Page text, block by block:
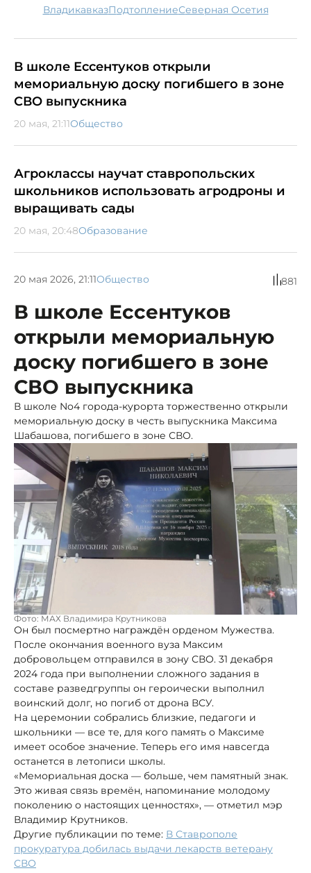
Владикавказ подтопление Северная Осетия
В школе Ессентуков открыли
мемориальную доску погибшего в зоне
СВО выпускника
20 мая, 21:11Общество
Агроклассы научат ставропольских
школьников использовать агродроны и
выращивать сады
20 мая, 20:48Образование
20 мая 2026, 21:11Общество 881
В школе Ессентуков
открыли мемориальную
доску погибшего в зоне
СВО выпускника
В школе No4 города-курорта торжественно открыли
мемориальную доску в честь выпускника Максима
Шабашова, погибшего в зоне СВО.
Фото: МАХ Владимира Крутникова
Он был посмертно награждён орденом Мужества.
После окончания военного вуза Максим
добровольцем отправился в зону СВО. 31 декабря
2024 года при выполнении сложного задания в
составе разведгруппы он героически выполнил
воинский долг, но погиб от дрона ВСУ.
На церемонии собрались близкие, педагоги и
школьники — все те, для кого память о Максиме
имеет особое значение. Теперь его имя навсегда
останется в летописи школы.
«Мемориальная доска — больше, чем памятный знак.
Это живая связь времён, напоминание молодому
поколению о настоящих ценностях», — отметил мэр
Владимир Крутников.
Другие публикации по теме: В Ставрополе
прокуратура добилась выдачи лекарств ветерану
СВО